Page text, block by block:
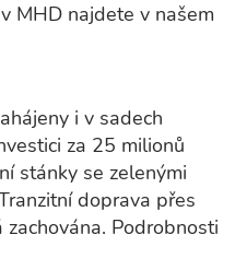
MHD najdete v našem
i v sadech
za 25 milionů
stánky se zelenými
doprava přes
Podrobnosti